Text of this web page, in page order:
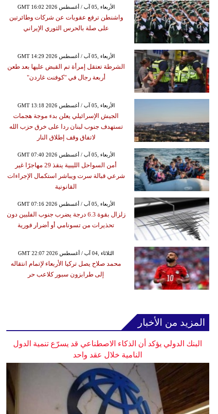
GMT 16:02 2026 الأربعاء ,05 آب / أغسطس
واشنطن ترفع عقوبات عن شركات وطائرتين
على صلة بالحرس الثوري الإيراني
GMT 14:29 2026 الأربعاء ,05 آب / أغسطس
الشرطة تعتقل إمرأة تم القبض عليها بعد طعن
أربعة رجال في "كوفنت غاردن"
GMT 13:18 2026 الأربعاء ,05 آب / أغسطس
الجيش الإسرائيلي يعلن بدء موجة هجمات
تستهدف جنوب لبنان ردا على خرق حزب الله
لاتفاق وقف إطلاق النار
GMT 07:40 2026 الأربعاء ,05 آب / أغسطس
أمن السواحل الليبية ينقذ 29 مهاجرًا غير
شرعي قبالة سرت ويباشر استكمال الإجراءات
القانونية
GMT 07:16 2026 الأربعاء ,05 آب / أغسطس
زلزال بقوة 6.3 درجة يضرب جنوب الفلبين دون
تحذيرات من تسونامي أو أضرار فورية
GMT 22:07 2026 الثلاثاء ,04 آب / أغسطس
محمد صلاح يصل تركيا الأربعاء لإتمام انتقاله
إلى طرابزون سبور كلاعب حر
المزيد من الأخبار
البنك الدولي يؤكد أن الذكاء الاصطناعي قد يسرّع تنمية الدول
النامية خلال عقد واحد